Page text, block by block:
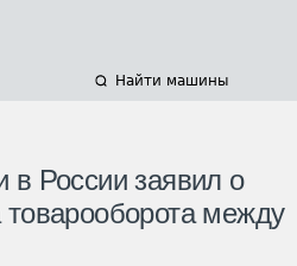
Найти машины
в России заявил о
товарооборота между